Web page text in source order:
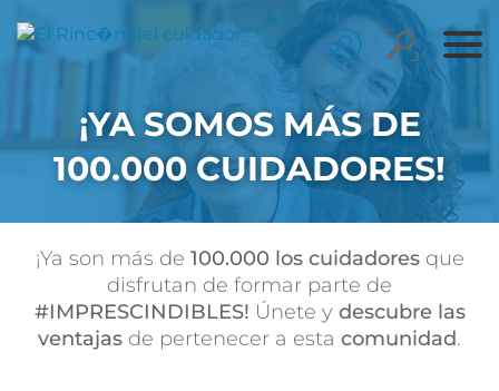
¡YA SOMOS MÁS DE
100.000 CUIDADORES!
¡Ya son más de 100.000 los cuidadoresque
disfrutan de formar parte de
#IMPRESCINDIBLES! Únete y descubre las
ventajas de pertenecer a esta comunidad.